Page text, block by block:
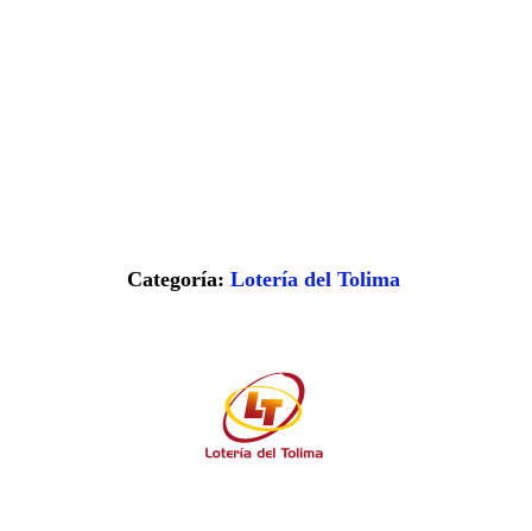
Categoría: Lotería del Tolima